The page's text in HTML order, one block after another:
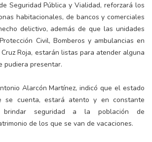
Seguridad Pública y Vialidad, reforzará los
habitacionales, de bancos y comerciales
delictivo, además de que las unidades
Civil, Bomberos y ambulancias en
Roja, estarán listas para atender alguna
pudiera presentar.
Alarcón Martínez, indicó que el estado
se cuenta, estará atento y en constante
brindar seguridad a la población de
de los que se van de vacaciones.